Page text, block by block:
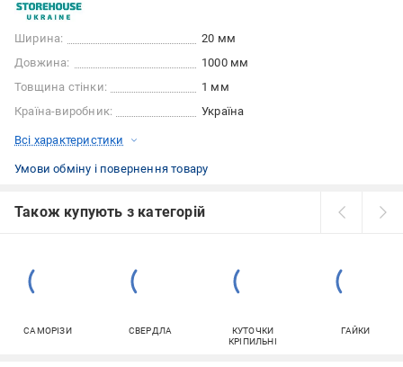
Ширина:
20 мм
Довжина:
1000 мм
Товщина стінки:
1 мм
Країна-виробник:
Україна
Всі характеристики
Умови обміну і повернення товару
Також купують з категорій
САМОРІЗИ СВЕРДЛА
КУТОЧКИ
КРІПИЛЬНІ
ГАЙКИ